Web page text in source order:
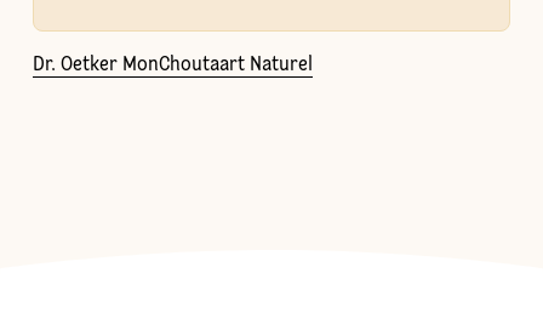
Dr. Oetker MonChoutaart Naturel